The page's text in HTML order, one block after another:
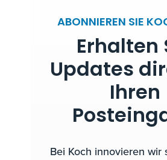
ABONNIEREN SIE
Erhalten
Updates
Ihren
Bei Koch innovieren wir